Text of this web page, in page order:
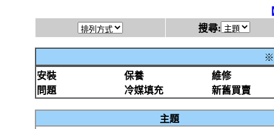
搜尋:
※
安裝
保養
維修
問題
冷媒填充 新舊買賣
主題